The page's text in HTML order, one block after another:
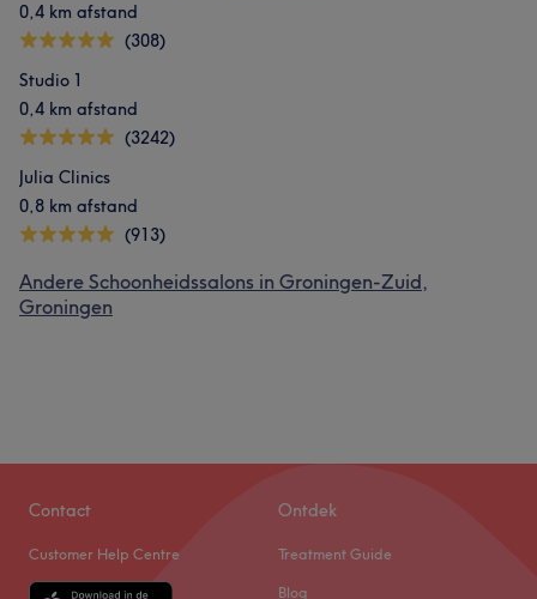
0,4 km afstand
(308)
Studio 1
0,4 km afstand
(3242)
Julia Clinics
0,8 km afstand
(913)
Andere Schoonheidssalons in Groningen-Zuid,
Groningen
Contact
Customer Help Centre
Ontdek
Treatment Guide
Blog